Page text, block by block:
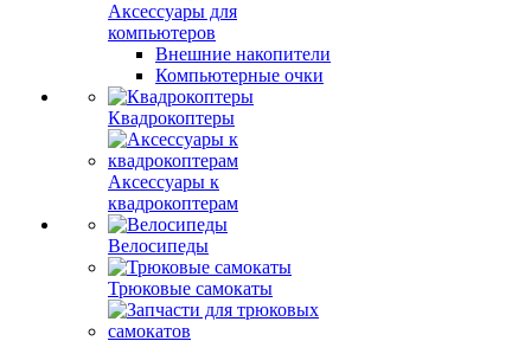
Аксессуары для
компьютеров
Внешние накопители
Компьютерные очки
Квадрокоптеры
Аксессуары к
квадрокоптерам
Велосипеды
Трюковые самокаты